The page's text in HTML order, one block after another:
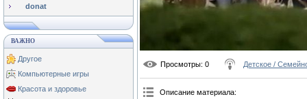
donat
ВАЖНО
Другое
Компьютерные игры
Красота и здоровье
Просмотры: 0 Детское /
Описание материала: